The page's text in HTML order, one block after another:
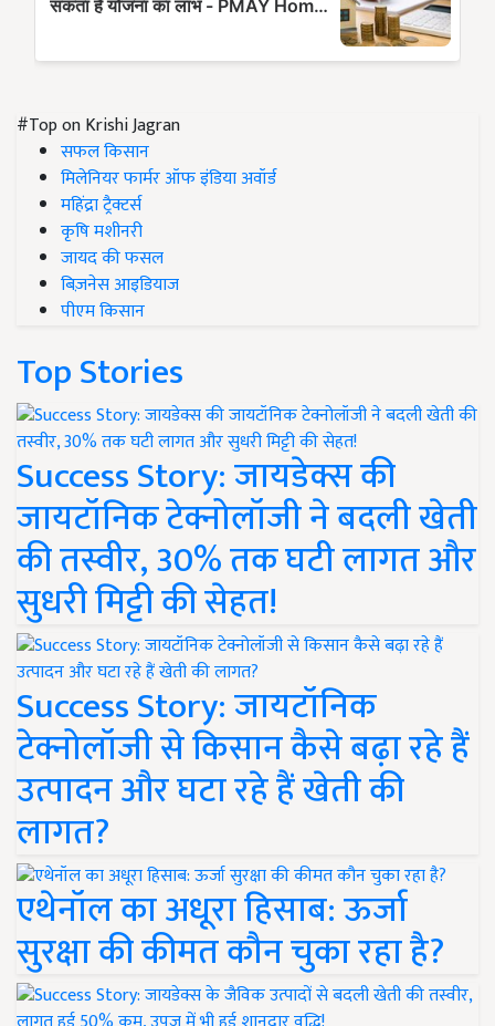
#Top on Krishi Jagran
सफल किसान
मिलेनियर फार्मर ऑफ इंडिया अवॉर्ड
महिंद्रा ट्रैक्टर्स
कृषि मशीनरी
जायद की फसल
बिज़नेस आइडियाज
पीएम किसान
Top Stories
Success Story: जायडेक्स की
जायटॉनिक टेक्नोलॉजी ने बदली खेती
की तस्वीर, 30% तक घटी लागत और
सुधरी मिट्टी की सेहत!
Success Story: जायटॉनिक
टेक्नोलॉजी से किसान कैसे बढ़ा रहे हैं
उत्पादन और घटा रहे हैं खेती की
लागत?
एथेनॉल का अधूरा हिसाब: ऊर्जा
सुरक्षा की कीमत कौन चुका रहा है?